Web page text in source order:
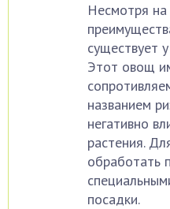
Несмотря
существует
Этот овощ
названием
негативно
растения.
обработать
посадки.